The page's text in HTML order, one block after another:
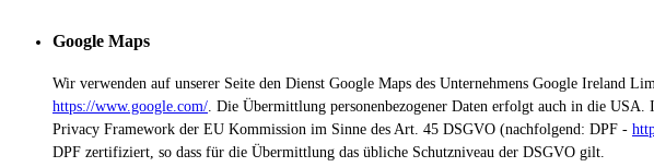
Google Maps
Wir verwenden auf unserer Seite den Dienst Google Maps des Unternehmens Google Ireland
https://www.google.com/. Die Übermittlung personenbezogener Daten erfolgt auch in die USA.
Privacy Framework der EU Kommission im Sinne des Art. 45 DSGVO (nachfolgend: DPF -
DPF zertifiziert, so dass für die Übermittlung das übliche Schutzniveau der DSGVO gilt.